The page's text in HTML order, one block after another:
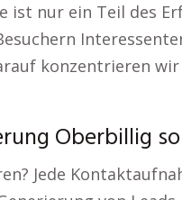
nur ein Teil des
konzentrieren wir
Oberbillig
Jede